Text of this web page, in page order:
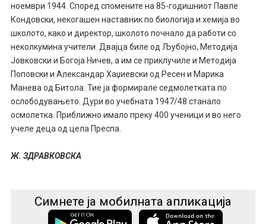
ноември 1944. Според спомените на 85-годишниот Павле
Кондовски, некогашен наставник по биологија и хемија во
школото, како и директор, школото почнало да работи со
неколкумина учители. Двајца биле од Љубојно, Методија
Јовковски и Богоја Ничев, а им се приклучиле и Методија
Поповски и Александар Хаџиевски од Ресен и Марика
Манева од Битола. Тие ја формирале седмолетката по
ослободувањето. Дури во учебната 1947/48 станало
осмолетка. Приближно имало преку 400 ученици и во него
учеле деца од цела Преспа.
Ж. ЗДРАВКОВСКА
Симнете ја мобилната апликација